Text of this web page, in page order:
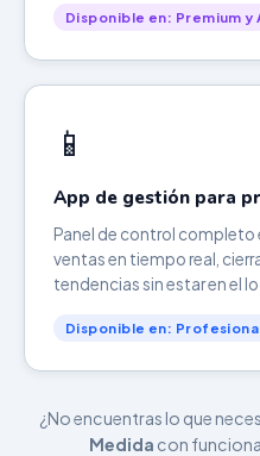
Disponible en: Premium y
📱
App de gestión para
Panel de control
ventas en tiempo real,
tendencias sin estar en el
Disponible en:
¿No encuentras lo que
Medida con